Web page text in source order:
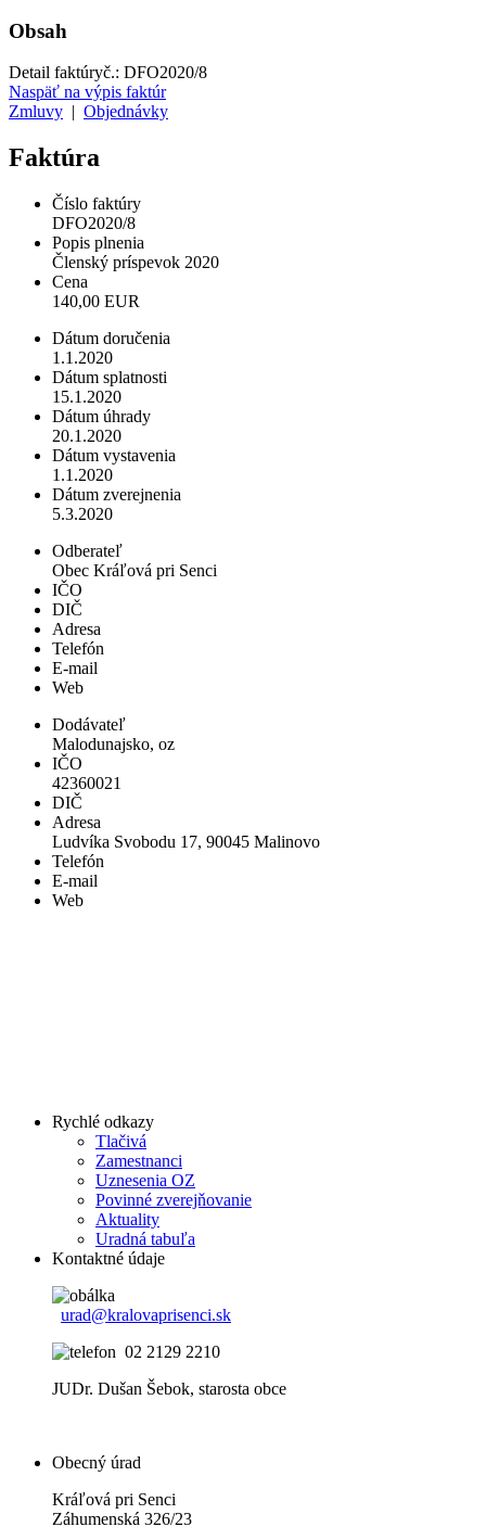
Obsah
Detail faktúryč.: DFO2020/8
Naspäť na výpis faktúr
Zmluvy
Objednávky
Faktúra
Číslo faktúry
DFO2020/8
Popis plnenia
Členský príspevok 2020
Cena
140,00 EUR
Dátum doručenia
1.1.2020
Dátum splatnosti
15.1.2020
Dátum úhrady
20.1.2020
Dátum vystavenia
1.1.2020
Dátum zverejnenia
5.3.2020
Odberateľ
Obec Kráľová pri Senci
IČO
DIČ
Adresa
Telefón
E-mail
Web
Dodávateľ
Malodunajsko, oz
IČO
42360021
DIČ
Adresa
Ludvíka Svobodu 17, 90045 Malinovo
Telefón
E-mail
Web
Rychlé odkazy
Tlačivá
Zamestnanci
Uznesenia OZ
Povinné zverejňovanie
Aktuality
Uradná tabuľa
Kontaktné údaje
urad@kralovaprisenci.sk
02 2129 2210
JUDr. Dušan Šebok, starosta obce
Obecný úrad
Kráľová pri Senci
Záhumenská 326/23